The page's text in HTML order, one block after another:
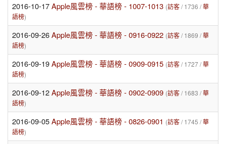
2016-10-17Apple風雲榜 - 華語榜 - 1007-1013 (訪客/ 1736 /華
語榜)
2016-09-26Apple風雲榜 - 華語榜 - 0916-0922 (訪客/ 1869 /華
語榜)
2016-09-19Apple風雲榜 - 華語榜 - 0909-0915 (訪客/ 1727 /華
語榜)
2016-09-12Apple風雲榜 - 華語榜 - 0902-0909 (訪客/ 1683 /華
語榜)
2016-09-05Apple風雲榜 - 華語榜 - 0826-0901 (訪客/ 1745 /華
語榜)